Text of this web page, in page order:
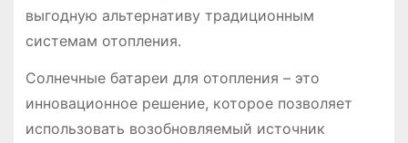
выгодную альтернативу традиционным
системам отопления.
Солнечные батареи для отопления – это
инновационное решение, которое позволяет
использовать возобновляемый источник